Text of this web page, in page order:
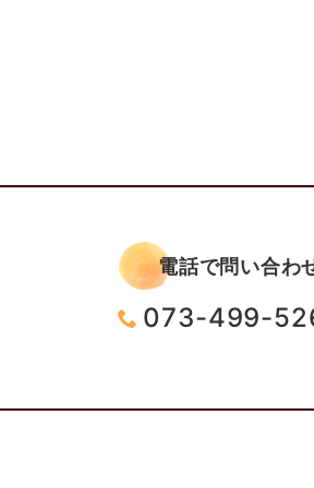
電話で問い合わ
073-499-